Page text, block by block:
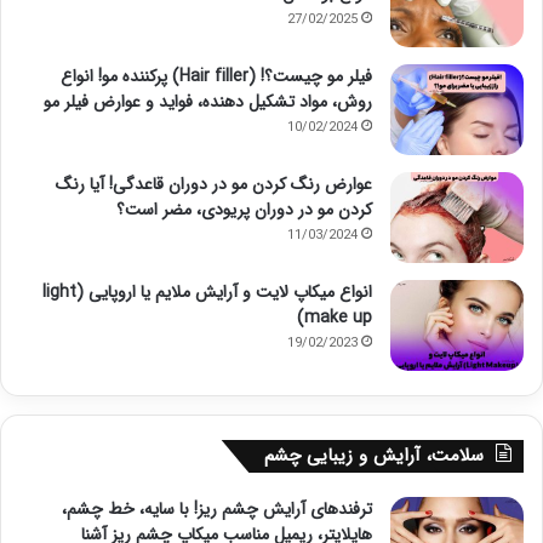
27/02/2025
فیلر مو چیست؟! (Hair filler) پرکننده مو! انواع
روش، مواد تشکیل دهنده، فواید و عوارض فیلر مو
10/02/2024
عوارض رنگ کردن مو در دوران قاعدگی! آیا رنگ
کردن مو در دوران پریودی، مضر است؟
11/03/2024
انواع میکاپ لایت و آرایش ملایم یا اروپایی (light
make up)
19/02/2023
سلامت، آرایش و زیبایی چشم
ترفندهای آرایش چشم ریز! با سایه، خط چشم،
هایلایتر، ریمیل مناسب میکاپ چشم ریز آشنا